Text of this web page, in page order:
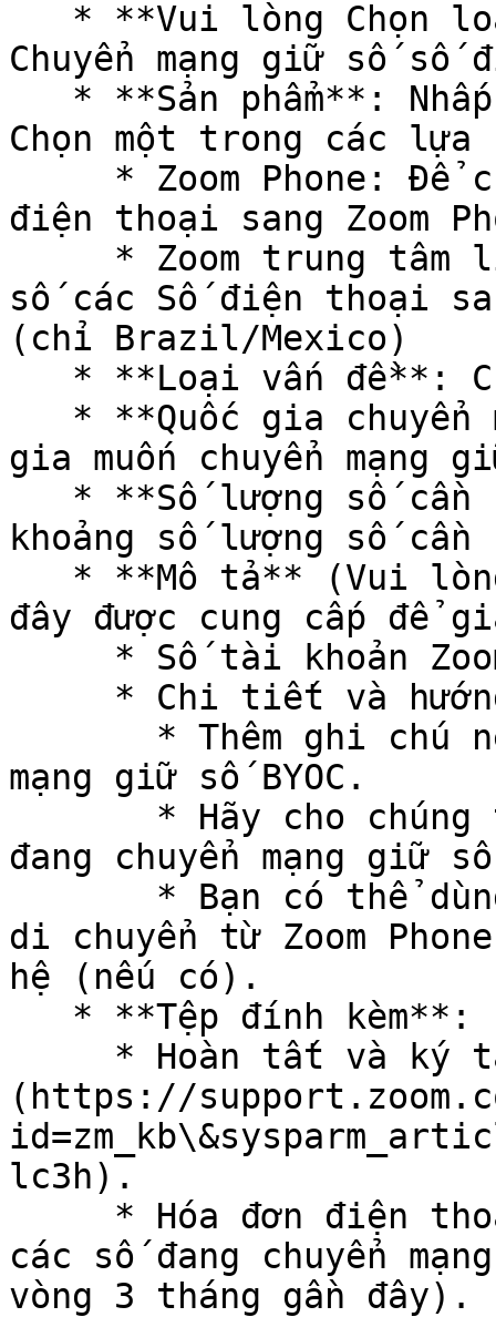
Chuyển mạng giữ số số
Chọn một trong các lựa
điện thoại sang Zoom
số các Số điện thoại
(chỉ Brazil/Mexico)
gia muốn chuyển mạng
khoảng số lượng số
đây được cung cấp để
mạng giữ số BYOC.
đang chuyển mạng giữ
di chuyển từ Zoom
hệ (nếu có).
(https://
lc3h).
các số đang chuyển
vòng 3 tháng gần đây).